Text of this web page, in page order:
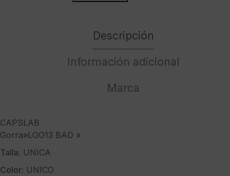
Descripción
Información adicional
Marca
CAPSLAB
Gorra»LOO13 BAD »
Talla: UNICA
Color: UNICO